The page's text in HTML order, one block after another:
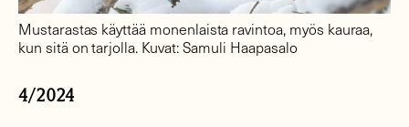
Mustarastas käyttää monenlaista ravintoa, myös kauraa,
kun sitä on tarjolla. Kuvat: Samuli Haapasalo
4/2024